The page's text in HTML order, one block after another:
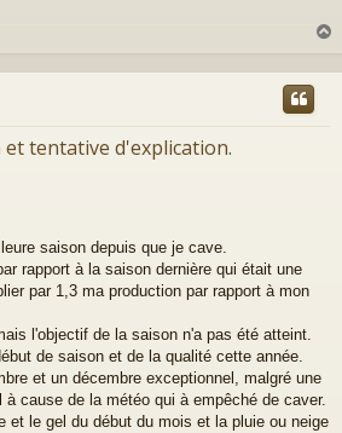
u
et tentative d'explication.
saison depuis que je cave.
rapport à la saison dernière qui était une
par 1,3 ma production par rapport à mon
l'objectif de la saison n'a pas été atteint.
de saison et de la qualité cette année.
et un décembre exceptionnel, malgré une
cause de la météo qui à empêché de caver.
et le gel du début du mois et la pluie ou neige